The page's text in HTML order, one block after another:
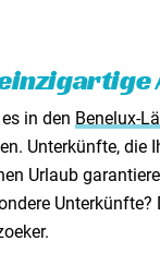
in den Benelux-
Unterkünfte, die
Urlaub
Unterkünfte?